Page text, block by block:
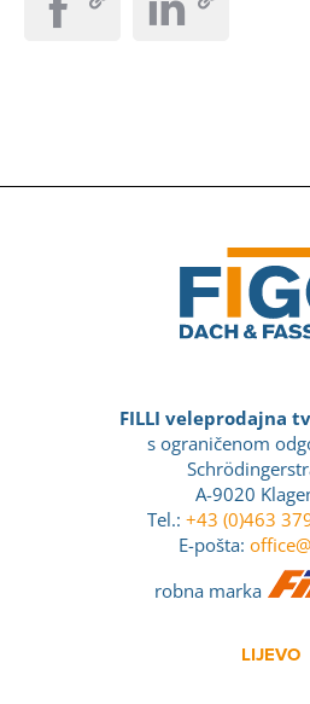
FILLI veleprodajna
s ograničenom
A-9020
Tel.: +43 (0)463
E-pošta:
robna marka
LIJEVO